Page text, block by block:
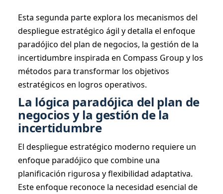
Esta segunda parte explora los mecanismos del
despliegue estratégico ágil y detalla el enfoque
paradójico del plan de negocios, la gestión de la
incertidumbre inspirada en Compass Group y los
métodos para transformar los objetivos
estratégicos en logros operativos.
La lógica paradójica del plan de
negocios y la gestión de la
incertidumbre
El despliegue estratégico moderno requiere un
enfoque paradójico que combine una
planificación rigurosa y flexibilidad adaptativa.
Este enfoque reconoce la necesidad esencial de